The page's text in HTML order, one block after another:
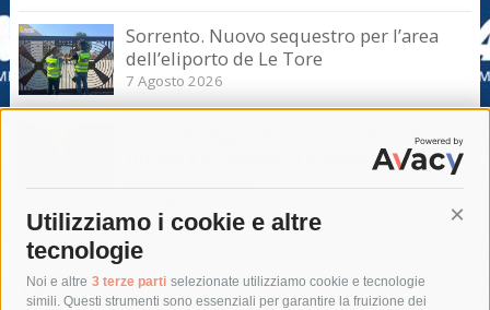
Utilizziamo i cookie e altre
tecnologie
Noi e altre 3 terze parti selezionate utilizziamo cookie e tecnologie
simili. Questi strumenti sono essenziali per garantire la fruizione dei
Sorrento. Nuovo sequestro per l’area
dell’eliporto de Le Tore
7 Agosto 2026
Sorrento. Aggredisce sessualmente una
turista e le strappa il portafogli, fermato
Tag